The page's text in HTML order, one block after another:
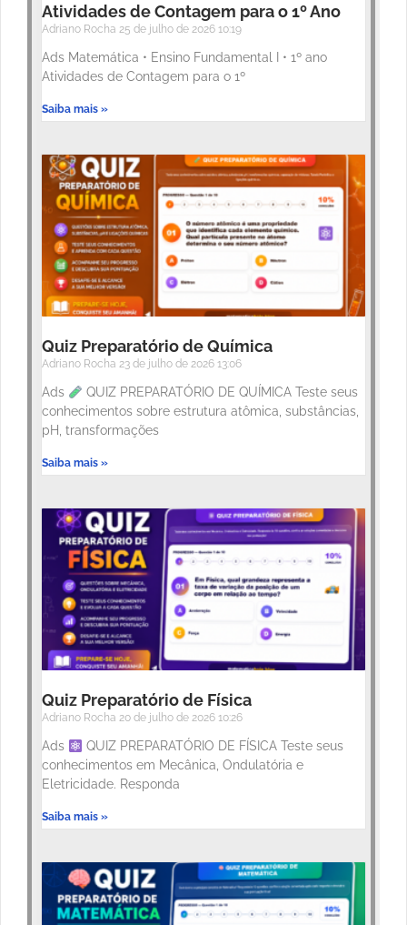
Atividades de Contagem para o 1º Ano
Adriano Rocha 25 de julho de 2026 10:19
Ads Matemática • Ensino Fundamental I • 1º ano
Atividades de Contagem para o 1º
Saiba mais »
Quiz Preparatório de Química
Adriano Rocha 23 de julho de 2026 13:06
Ads
QUIZ PREPARATÓRIO DE QUÍMICA Teste seus
conhecimentos sobre estrutura atômica, substâncias,
pH, transformações
Saiba mais »
Quiz Preparatório de Física
Adriano Rocha 20 de julho de 2026 10:26
Ads
QUIZ PREPARATÓRIO DE FÍSICA Teste seus
conhecimentos em Mecânica, Ondulatória e
Eletricidade. Responda
Saiba mais »